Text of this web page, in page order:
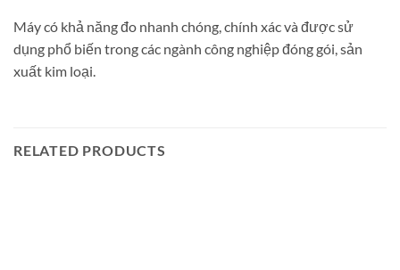
Máy có khả năng đo nhanh chóng, chính xác và được sử
dụng phổ biến trong các ngành công nghiệp đóng gói, sản
xuất kim loại.
RELATED PRODUCTS